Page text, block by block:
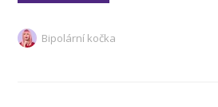
Bipolární kočka